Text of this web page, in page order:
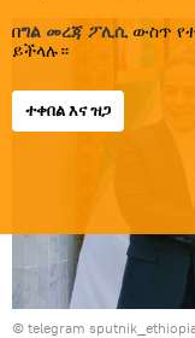
በግል መረጃ ፖሊሲውስጥ
ይችላሉ።
ተቀበል እና ዝጋ
© telegram